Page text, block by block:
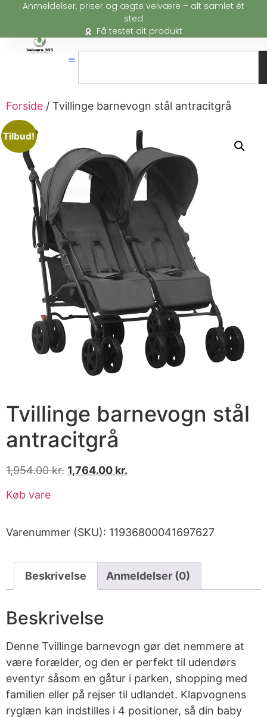
Anmeldelser, priser og ægte velvære – alt samlet ét
sted
Få testet dit produkt
Forside / Tvillinge barnevogn stål antracitgrå
Tilbud!
Tvillinge barnevogn stål
antracitgrå
1,954.00kr. 1,764.00 kr.
Køb vare
Varenummer (SKU): 11936800041697627
Beskrivelse Anmeldelser (0)
Beskrivelse
Denne Tvillinge barnevogn gør det nemmere at
være forælder, og den er perfekt til udendørs
eventyr såsom en gåtur i parken, shopping med
familien eller på rejser til udlandet. Klapvognens
ryglæn kan indstilles i 4 positioner, så din baby